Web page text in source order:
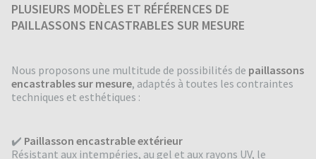
PLUSIEURS MODÈLES ET RÉFÉRENCES DE
PAILLASSONS ENCASTRABLES SUR MESURE
Nous proposons une multitude de possibilités de paillassons
encastrables sur mesure, adaptés à toutes les contraintes
techniques et esthétiques :
✔️ Paillasson encastrable extérieur
Résistant aux intempéries, au gel et aux rayons UV, le